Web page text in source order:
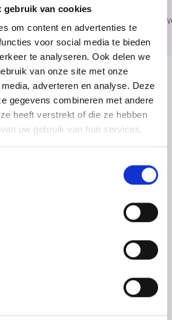
gebruik van cookies
om content en advertenties te
voor social media te bieden
te analyseren. Ook delen we
van onze site met onze
adverteren en analyse. Deze
gegevens combineren met andere
heeft verstrekt of die ze hebben
uw gebruik van hun services.
>
| Uitstroomrichting
je hoe je metalen platen moet
buigen en kanten. Dit doe je
verschillende apparaten, zoals
en lasersnijders. Het plaatwerk
van werktekeningen en onder
van een leidinggevende.
opleiding
2 én het VAKTIEF-certificaat. Met
en de geleerde vaardigheden, kan